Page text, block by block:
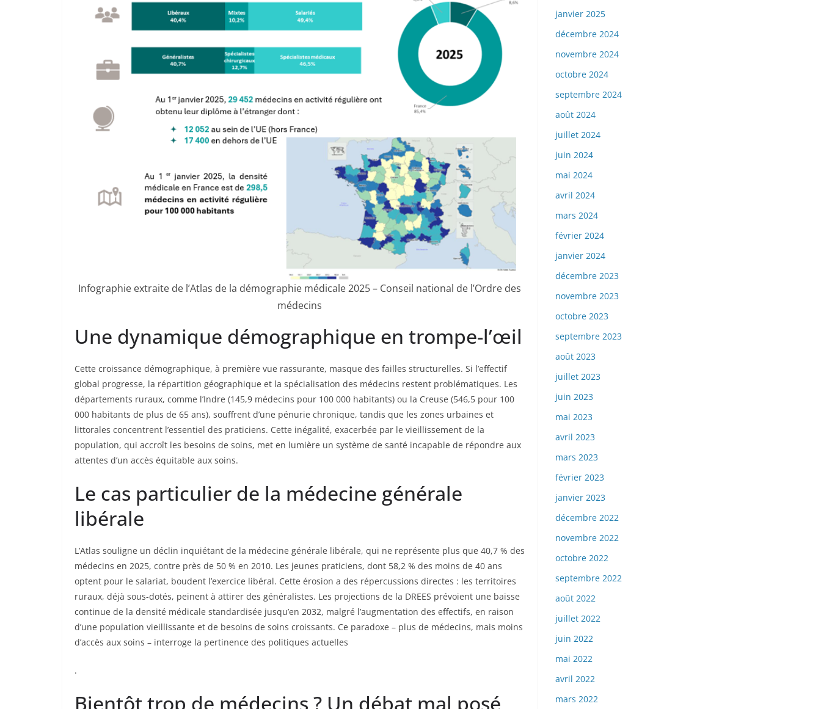
Infographie extraite de l’Atlas de la démographie médicale 2025 – Conseil national de l’Ordre des
médecins
Une dynamique démographique en trompe-l’œil
Cette croissance démographique, à première vue rassurante, masque des failles structurelles. Si l’effectif
global progresse, la répartition géographique et la spécialisation des médecins restent problématiques. Les
départements ruraux, comme l’Indre (145,9 médecins pour 100 000 habitants) ou la Creuse (546,5 pour 100
000 habitants de plus de 65 ans), souffrent d’une pénurie chronique, tandis que les zones urbaines et
littorales concentrent l’essentiel des praticiens. Cette inégalité, exacerbée par le vieillissement de la
population, qui accroît les besoins de soins, met en lumière un système de santé incapable de répondre aux
attentes d’un accès équitable aux soins.
Le cas particulier de la médecine générale
libérale
L’Atlas souligne un déclin inquiétant de la médecine générale libérale, qui ne représente plus que 40,7 % des
médecins en 2025, contre près de 50 % en 2010. Les jeunes praticiens, dont 58,2 % des moins de 40 ans
optent pour le salariat, boudent l’exercice libéral. Cette érosion a des répercussions directes : les territoires
ruraux, déjà sous-dotés, peinent à attirer des généralistes. Les projections de la DREES prévoient une baisse
continue de la densité médicale standardisée jusqu’en 2032, malgré l’augmentation des effectifs, en raison
d’une population vieillissante et de besoins de soins croissants. Ce paradoxe – plus de médecins, mais moins
d’accès aux soins – interroge la pertinence des politiques actuelles
.
Bientôt trop de médecins ? Un débat mal posé
janvier 2025
décembre 2024
novembre 2024
octobre 2024
septembre 2024
août 2024
juillet 2024
juin 2024
mai 2024
avril 2024
mars 2024
février 2024
janvier 2024
décembre 2023
novembre 2023
octobre 2023
septembre 2023
août 2023
juillet 2023
juin 2023
mai 2023
avril 2023
mars 2023
février 2023
janvier 2023
décembre 2022
novembre 2022
octobre 2022
septembre 2022
août 2022
juillet 2022
juin 2022
mai 2022
avril 2022
mars 2022